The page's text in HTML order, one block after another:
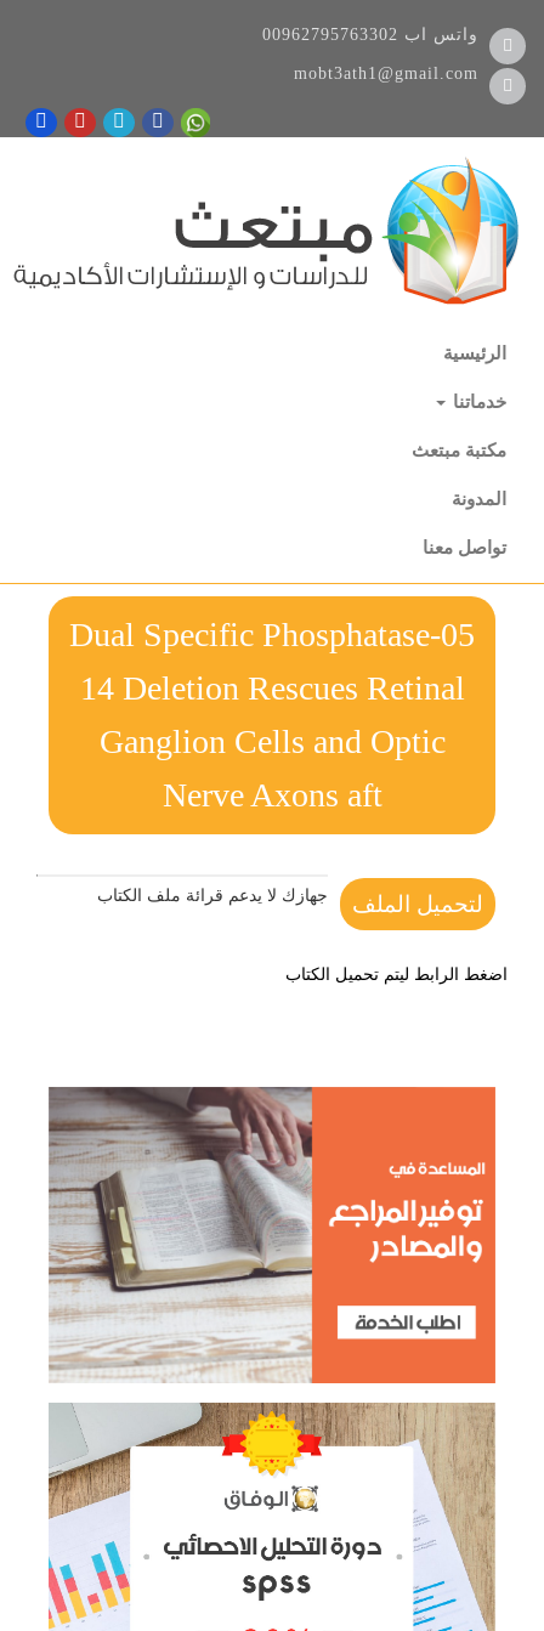
00962795763302 واتس اب
mobt3ath1@gmail.com
الرئيسية
خدماتنا
مكتبة مبتعث
المدونة
تواصل معنا
05-Dual Specific Phosphatase
14 Deletion Rescues Retinal
Ganglion Cells and Optic
Nerve Axons aft
لتحميل الملف جهازك لا يدعم قرائة ملف الكتاب
اضغط الرابط ليتم تحميل الكتاب